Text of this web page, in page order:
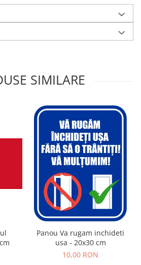
SIMILARE
Panou Va rugam inchideti
usa - 20x30 cm
10,00 RON